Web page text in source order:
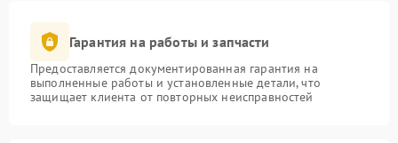
Гарантия на работы и запчасти
Предоставляется документированная гарантия на
выполненные работы и установленные детали, что
защищает клиента от повторных неисправностей